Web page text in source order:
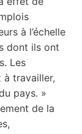
à l’échelle
dont ils ont
Les
à travailler,
pays. »
de la